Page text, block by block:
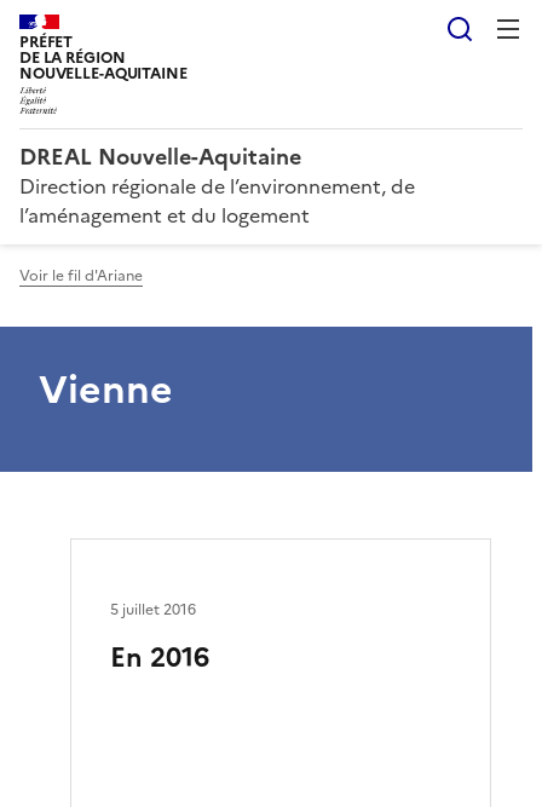
PRÉFET
DE LA RÉGION
NOUVELLE-AQUITAINE
DREAL Nouvelle-Aquitaine
Direction régionale de l’environnement, de
l’aménagement et du logement
Voir le fil d'Ariane
Vienne
En 2016
5 juillet 2016